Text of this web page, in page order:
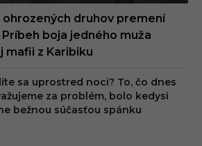
ohrozených druhov premení
boja jedného muža
mafii z Karibiku
sa uprostred noci? To, čo dnes
za problém, bolo kedysi
bežnou súčasťou spánku